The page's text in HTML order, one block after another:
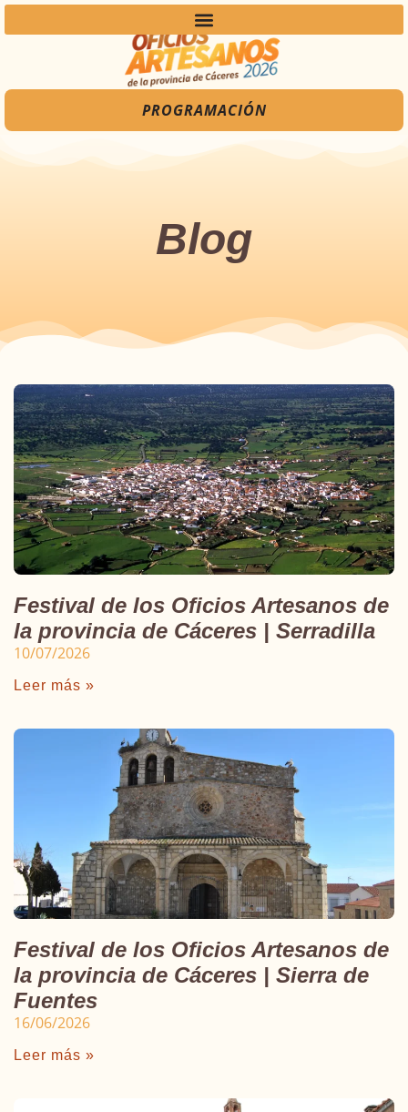
PROGRAMACIÓN
Blog
Festival de los Oficios Artesanos de
la provincia de Cáceres | Serradilla
10/07/2026
Leer más »
Festival de los Oficios Artesanos de
la provincia de Cáceres | Sierra de
Fuentes
16/06/2026
Leer más »